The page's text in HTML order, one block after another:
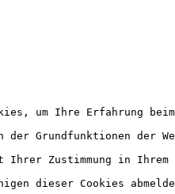
um Ihre Erfahrung
Grundfunktionen der
Ihrer Zustimmung in
dieser Cookies